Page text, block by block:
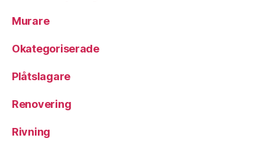
Murare
Okategoriserade
Plåtslagare
Renovering
Rivning